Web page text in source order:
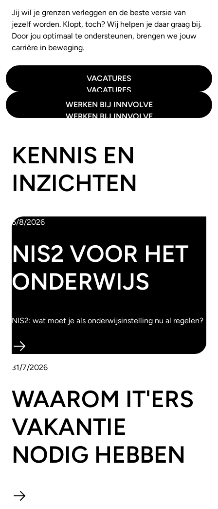
Jij wil je grenzen verleggen en de beste versie van
jezelf worden. Klopt, toch? Wij helpen je daar graag bij.
Door jou optimaal te ondersteunen, brengen we jouw
carrière in beweging.
VACATURES
VACATURES
WERKEN BIJ INNVOLVE
WERKEN BIJ INNVOLVE
KENNIS EN
INZICHTEN
6/8/2026
NIS2 VOOR HET
ONDERWIJS
NIS2: wat moet je als onderwijsinstelling nu al regelen?
31/7/2026
WAAROM IT'ERS
VAKANTIE
NODIG HEBBEN